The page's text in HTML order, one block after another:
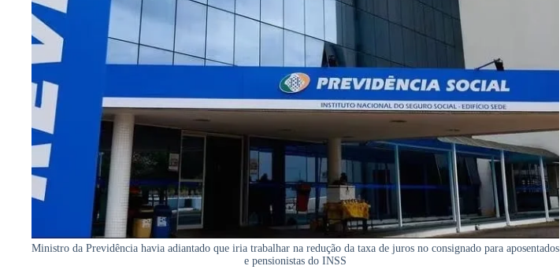
Ministro da Previdência havia adiantado que iria trabalhar na redução da taxa de juros no consignado para aposentados
e pensionistas do INSS